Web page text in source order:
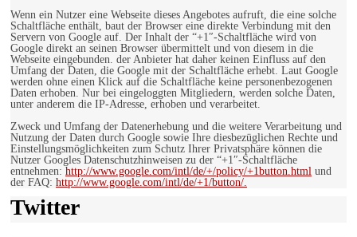
Wenn ein Nutzer eine Webseite dieses Angebotes aufruft, die eine solche
Schaltfläche enthält, baut der Browser eine direkte Verbindung mit den
Servern von Google auf. Der Inhalt der “+1″-Schaltfläche wird von
Google direkt an seinen Browser übermittelt und von diesem in die
Webseite eingebunden. der Anbieter hat daher keinen Einfluss auf den
Umfang der Daten, die Google mit der Schaltfläche erhebt. Laut Google
werden ohne einen Klick auf die Schaltfläche keine personenbezogenen
Daten erhoben. Nur bei eingeloggten Mitgliedern, werden solche Daten,
unter anderem die IP-Adresse, erhoben und verarbeitet.
Zweck und Umfang der Datenerhebung und die weitere Verarbeitung und
Nutzung der Daten durch Google sowie Ihre diesbezüglichen Rechte und
Einstellungsmöglichkeiten zum Schutz Ihrer Privatsphäre können die
Nutzer Googles Datenschutzhinweisen zu der “+1″-Schaltfläche
entnehmen: http://www.google.com/intl/de/+/policy/+1button.html und
der FAQ: http://www.google.com/intl/de/+1/button/.
Twitter